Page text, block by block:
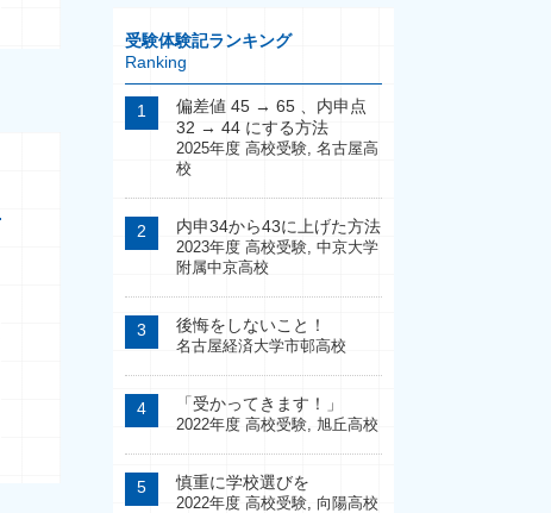
受験体験記ランキング
Ranking
偏差値 45 → 65 、内申点
32 → 44 にする方法
2025年度 高校受験, 名古屋高
校
内申34から43に上げた方法
2023年度 高校受験, 中京大学
附属中京高校
後悔をしないこと！
名古屋経済大学市邨高校
「受かってきます！」
2022年度 高校受験, 旭丘高校
慎重に学校選びを
2022年度 高校受験, 向陽高校